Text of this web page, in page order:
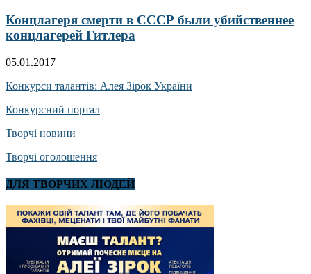
Концлагеря смерти в СССР были убийственнее
концлагерей Гитлера
05.01.2017
Конкурси талантів: Алея Зірок України
Конкурсний портал
Творчі новини
Творчі оголошення
ДЛЯ ТВОРЧИХ ЛЮДЕЙ